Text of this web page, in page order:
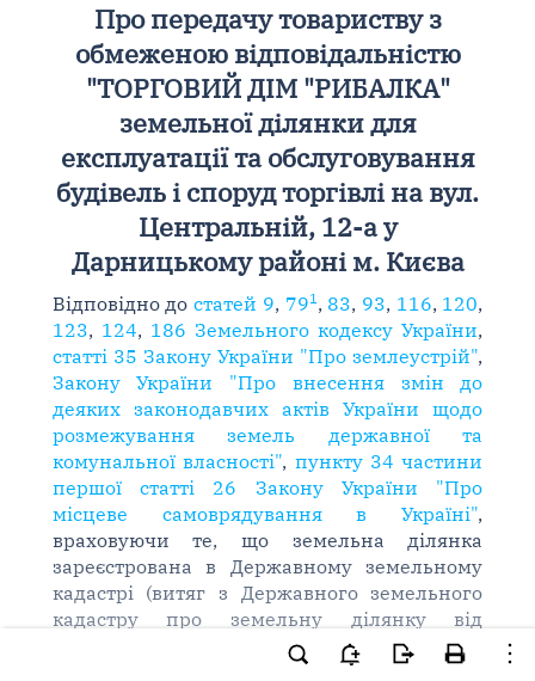
Про передачу товариству з
обмеженою відповідальністю
"ТОРГОВИЙ ДІМ "РИБАЛКА"
земельної ділянки для
експлуатації та обслуговування
будівель і споруд торгівлі на вул.
Центральній, 12-а у
Дарницькому районі м. Києва
Відповідно достатей 9, 791, 83, 93, 116, 120,
123, 124, 186 Земельного кодексу України,
статті 35 Закону України "Про землеустрій",
Закону України "Про внесення змін до
деяких законодавчих актів України щодо
розмежування земель державної та
комунальної власності", пункту 34 частини
першої статті 26 Закону України "Про
місцеве самоврядування в Україні",
враховуючи те, що земельна ділянка
зареєстрована в Державному земельному
кадастрі (витяг з Державного земельного
кадастру про земельну ділянку від
25.01.2018 N НВ-8000702742018), право
комунальної власності територіальної